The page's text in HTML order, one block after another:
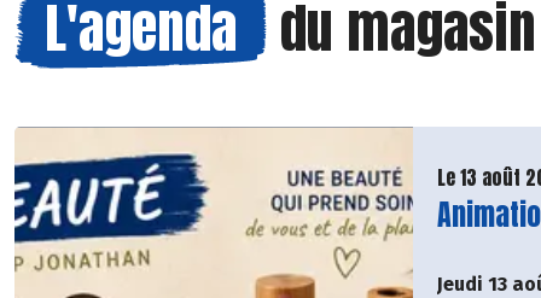
L'agenda du
Le 13 août
Lire la
Jeudi 13